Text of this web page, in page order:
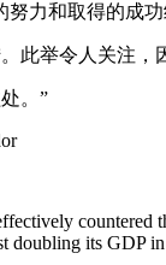
力和取得的成
此举令人关注，
。”
countered
doubling its GDP